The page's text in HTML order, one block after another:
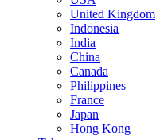
United Kingdom
Indonesia
India
China
Canada
Philippines
France
Japan
Hong Kong